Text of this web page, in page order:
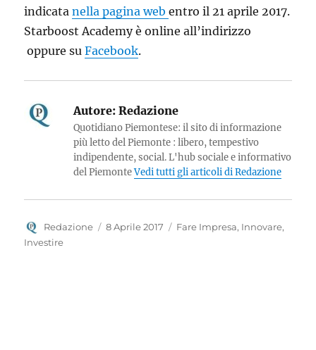
indicatanella pagina webentro il 21 aprile 2017.
Starboost Academy è online all’indirizzo
oppure suFacebook.
Autore: Redazione
Quotidiano Piemontese: il sito di informazione
più letto del Piemonte : libero, tempestivo
indipendente, social. L'hub sociale e informativo
del PiemonteVedi tutti gli articoli di Redazione
Autore
Redazione
Pubblicato
8 Aprile 2017 Categorie
Fare Impresa, Innovare,
Investire